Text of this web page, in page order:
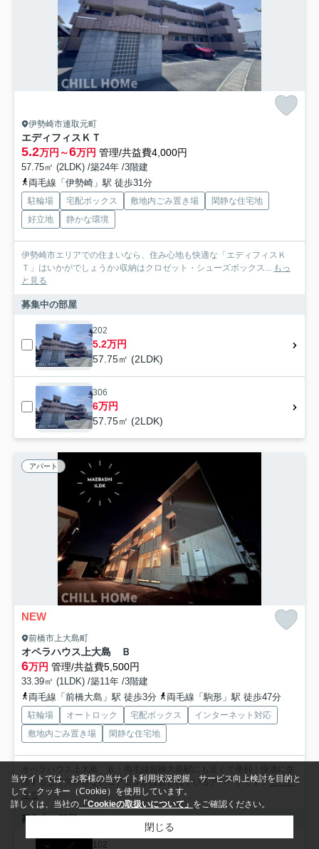
伊勢崎市連取元町
エディフィスＫＴ
5.2万円～6万円 管理/共益費4,000円
57.75㎡ (2LDK) /築24年 /3階建
両毛線「伊勢崎」駅 徒歩31分
駐輪場 宅配ボックス 敷地内ごみ置き場
閑静な住宅地
好立地
静かな環境
伊勢崎市エリアでの住まいなら、住み心地も快適な「エディフィスＫ
Ｔ」はいかがでしょうか♪収納はクロゼット・シューズボックス...
もっ
と見る
募集中の部屋
202
5.2万円
57.75㎡ (2LDK)
306
6万円
57.75㎡ (2LDK)
アパート
NEW
前橋市上大島町
オペラハウス上大島 Ｂ
6万円 管理/共益費5,500円
33.39㎡ (1LDK) /築11年 /3階建
両毛線「前橋大島」駅 徒歩3分
両毛線「駒形」駅 徒歩47分
駐輪場 オートロック 宅配ボックス
インターネット対応
敷地内ごみ置き場
閑静な住宅地
オペラハウス上大島 Ｂ：両毛線前橋大島駅にも近くて便利！快適に生
活する上で欠かせないエアコンが設置されているアパートです...もっと
見る
募集中の部屋
102
当サイトでは、お客様の当サイト利用状況把握、サービス向上検討を目的と
して、クッキー（Cookie）を使用しています。
詳しくは、当社の 「Cookieの取扱いについて」 をご確認ください。
閉じる